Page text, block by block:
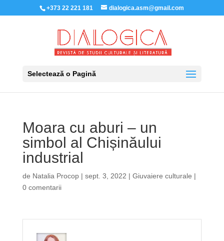
+373 22 221 181 dialogica.asm@gmail.com
Selectează o Pagină
Moara cu aburi – un
simbol al Chișinăului
industrial
de Natalia Procop| sept. 3, 2022 | Giuvaiere culturale |
0 comentarii